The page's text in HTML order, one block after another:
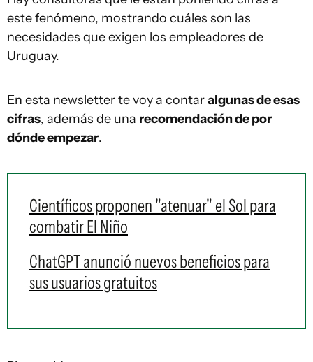
este fenómeno, mostrando cuáles son las
necesidades que exigen los empleadores de
Uruguay.
En esta newsletter te voy a contaralgunas de esas
cifras, además de una recomendación de por
dónde empezar.
Científicos proponen "atenuar" el Sol para
combatir El Niño
ChatGPT anunció nuevos beneficios para
sus usuarios gratuitos